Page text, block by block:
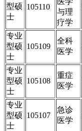
型硕
士
105110
与理
疗学
专业
型硕
士
105109
全科
医学
专业
型硕
士
105108
重症
医学
专业
型硕
士
105107
急诊
医学